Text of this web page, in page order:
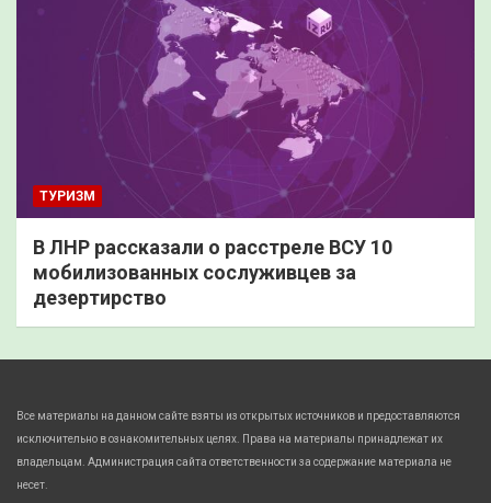
ТУРИЗМ
В ЛНР рассказали о расстреле ВСУ 10
мобилизованных сослуживцев за
дезертирство
Все материалы на данном сайте взяты из открытых источников и предоставляются
исключительно в ознакомительных целях. Права на материалы принадлежат их
владельцам. Администрация сайта ответственности за содержание материала не
несет.